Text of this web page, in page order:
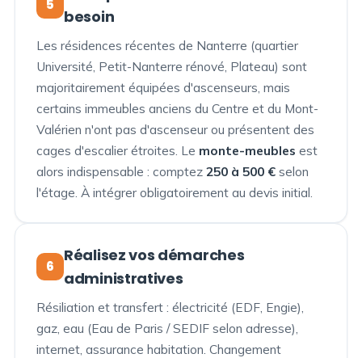
5
besoin
Les résidences récentes de Nanterre (quartier
Université, Petit-Nanterre rénové, Plateau) sont
majoritairement équipées d'ascenseurs, mais
certains immeubles anciens du Centre et du Mont-
Valérien n'ont pas d'ascenseur ou présentent des
cages d'escalier étroites. Le monte-meubles est
alors indispensable : comptez 250 à 500 € selon
l'étage. À intégrer obligatoirement au devis initial.
6
Réalisez vos démarches
administratives
Résiliation et transfert : électricité (EDF, Engie),
gaz, eau (Eau de Paris / SEDIF selon adresse),
internet, assurance habitation. Changement